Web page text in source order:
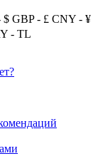
$ GBP - £ CNY - ¥
- TL